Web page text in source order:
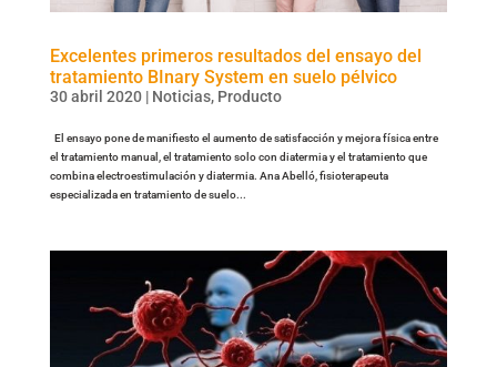
Excelentes primeros resultados del ensayo del
tratamiento BInary System en suelo pélvico
30 abril 2020| Noticias, Producto
El ensayo pone de manifiesto el aumento de satisfacción y mejora física entre
el tratamiento manual, el tratamiento solo con diatermia y el tratamiento que
combina electroestimulación y diatermia. Ana Abelló, fisioterapeuta
especializada en tratamiento de suelo...